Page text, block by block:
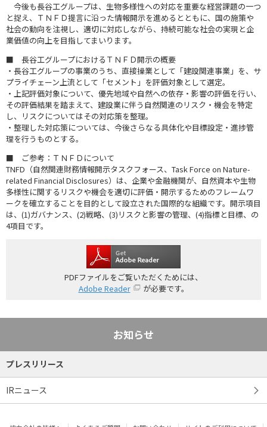
今後も長谷工グループは、生物多様性への対応を重要な経営課題の一つ
と捉え、ＴＮＦＤ提言に沿った情報開示を進めるとともに、国の施策や
社会の動向を注視し、適切に対応しながら、持続可能な社会の実現と企
業価値の向上を目指してまいります。
■ 長谷工グループにおけるＴＮＦＤ開示の概要
・長谷工グループの事業のうち、直接操業として「建設関連事業」を、サ
プライチェーン上流として「セメント」を評価対象として選定。
・上記評価対象について、優先地域や自然への依存・影響の評価を行い、
その評価結果を踏まえて、建設業に伴う自然関連のリスク・機会を特定
し、リスクについてはその対応策を整理。
・整理した対応策については、今後さらなる具体化や目標設定・進捗管
理を行うものとする。
■ ご参考：ＴＮＦＤについて
TNFD（自然関連財務情報開示タスクフォース、Task Force on Nature-
related Financial Disclosures）は、企業や金融機関が、自然資本や生物
多様性に関するリスクや機会を適切に評価・開示するためのフレームワ
ークを確立することを目的として設立された国際的な組織です。開示項目
は、(1)ガバナンス、(2)戦略、(3)リスクと影響の管理、(4)指標と目標、の
4項目です。
PDFファイルをご覧いただくためには、
Adobe Reader
が必要です。
お知らせ
プレスリリース
IRニュース